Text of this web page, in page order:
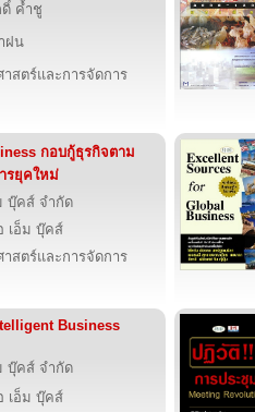
ดิ์ ค้ำชู
ฝน
าสตร์และการจัดการ
กอบกู้ธุรกิจตาม
รยุคใหม่
บุ๊คส์ จำกัด
เอ็ม บุ๊คส์
าสตร์และการจัดการ
Business
บุ๊คส์ จำกัด
เอ็ม บุ๊คส์